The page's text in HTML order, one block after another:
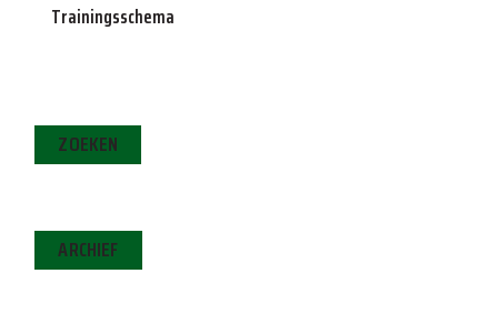
Trainingsschema
ZOEKEN
ARCHIEF